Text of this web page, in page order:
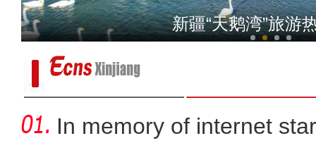
马年听《天马踏着
新疆“天鹅湾”旅游
In memory of internet